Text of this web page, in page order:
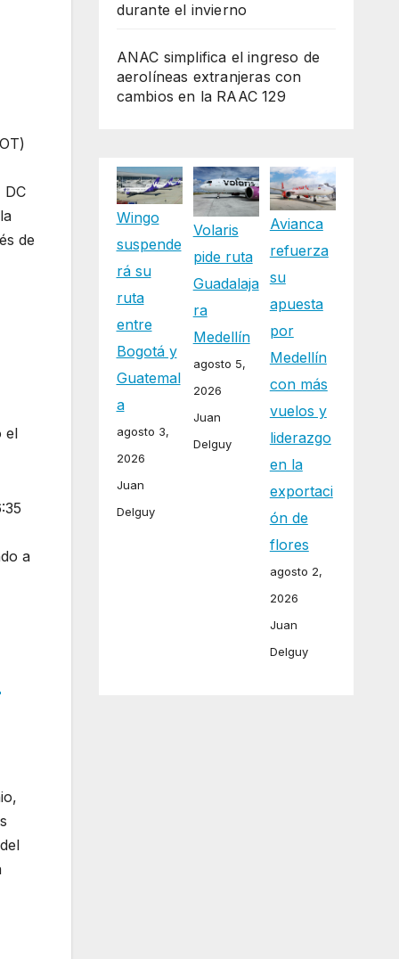
DC
de
el
a
durante el invierno
ANAC simplifica el ingreso de
aerolíneas extranjeras con
cambios en la RAAC 129
Wingo
suspende
rá su
ruta
entre
Bogotá y
Guatemal
a
agosto 3,
2026
Juan
Delguy
Volaris
pide ruta
Guadalaja
ra
Medellín
agosto 5,
2026
Juan
Delguy
Avianca
refuerza
su
apuesta
por
Medellín
con más
vuelos y
liderazgo
en la
exportaci
ón de
flores
agosto 2,
2026
Juan
Delguy